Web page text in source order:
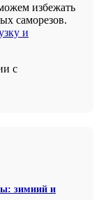
избежать
саморезов.
и
с
зимний и